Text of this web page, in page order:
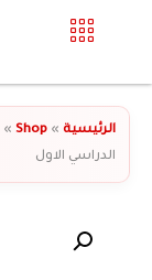
الرئيسية »
Shop
»
الدراسي الاول